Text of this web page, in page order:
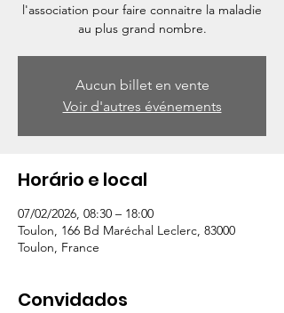
l'association pour faire connaitre la maladie
au plus grand nombre.
Aucun billet en vente
Voir d'autres événements
Horário e local
07/02/2026, 08:30 – 18:00
Toulon, 166 Bd Maréchal Leclerc, 83000
Toulon, France
Convidados